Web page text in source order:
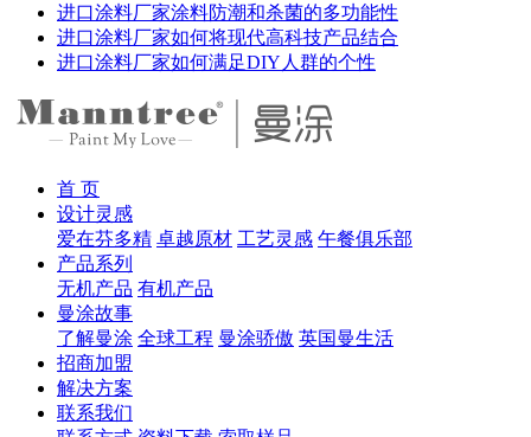
进口涂料厂家涂料防潮和杀菌的多功能性
进口涂料厂家如何将现代高科技产品结合
进口涂料厂家如何满足DIY人群的个性
首 页
设计灵感
爱在芬多精 卓越原材 工艺灵感 午餐俱乐部
产品系列
无机产品 有机产品
曼涂故事
了解曼涂 全球工程 曼涂骄傲 英国曼生活
招商加盟
解决方案
联系我们